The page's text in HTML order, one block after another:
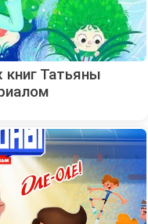
книг Татьяны